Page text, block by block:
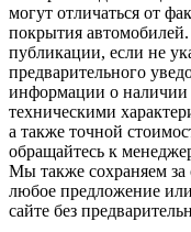
могут отличаться от
покрытия
публикации, если не
предварительного
информации о наличии
техническими
а также точной
обращайтесь к
Мы также сохраняем за
любое предложение
сайте без